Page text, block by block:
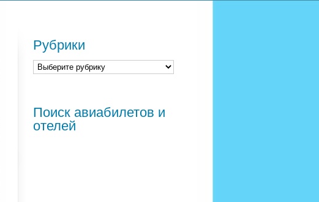
Рубрики
Поиск авиабилетов и
отелей